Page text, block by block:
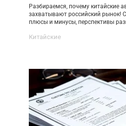
Разбираемся, почему китайские
захватывают российский рынок!
плюсы и минусы, перспективы
Китайские